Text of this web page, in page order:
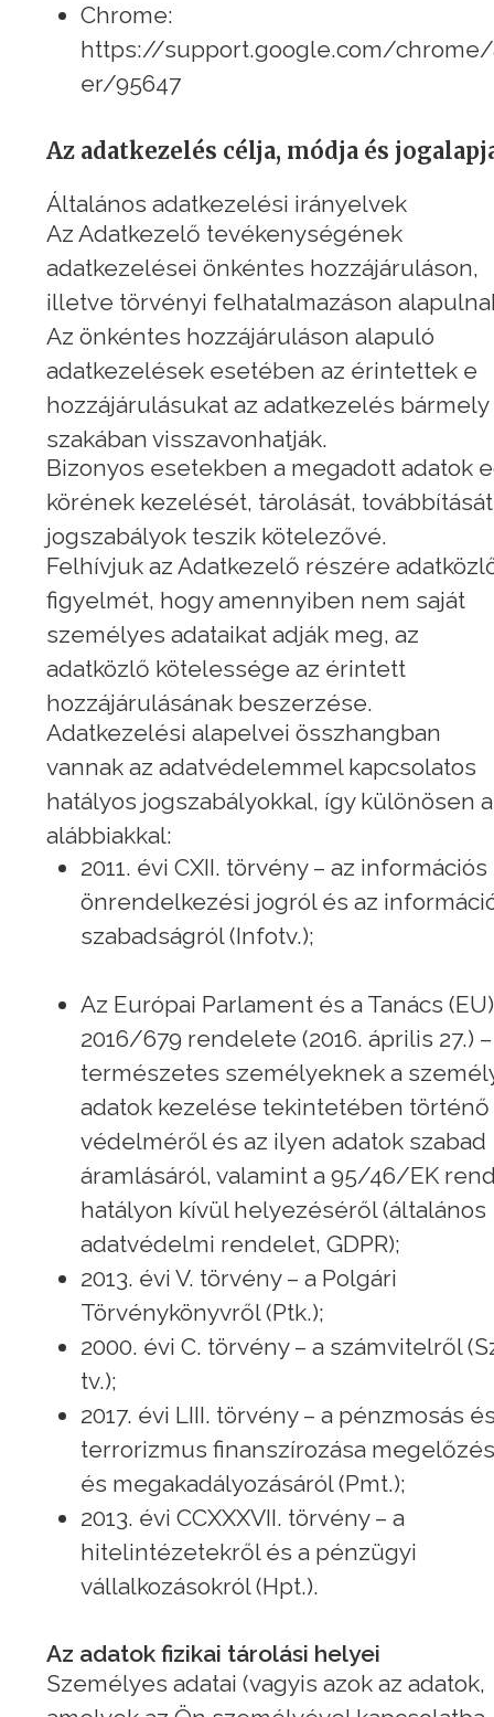
Chrome:
https://support.google.com/
er/95647
Az adatkezelés célja, módja és
Általános adatkezelési irányelvek
Az Adatkezelő tevékenységének
adatkezelései önkéntes hozzájáruláson,
illetve törvényi felhatalmazáson
Az önkéntes hozzájáruláson alapuló
adatkezelések esetében az érintettek e
hozzájárulásukat az adatkezelés bármely
szakában visszavonhatják.
Bizonyos esetekben a megadott adatok
körének kezelését, tárolását, továbbítását
jogszabályok teszik kötelezővé.
Felhívjuk az Adatkezelő részére
figyelmét, hogy amennyiben nem saját
személyes adataikat adják meg, az
adatközlő kötelessége az érintett
hozzájárulásának beszerzése.
Adatkezelési alapelvei összhangban
vannak az adatvédelemmel kapcsolatos
hatályos jogszabályokkal, így különösen
alábbiakkal:
2011. évi CXII. törvény – az információs
önrendelkezési jogról és az
szabadságról (Infotv.);
Az Európai Parlament és a Tanács (EU)
2016/679 rendelete (2016. április 27.)
természetes személyeknek a
adatok kezelése tekintetében történő
védelméről és az ilyen adatok szabad
áramlásáról, valamint a 95/46/EK
hatályon kívül helyezéséről (általános
adatvédelmi rendelet, GDPR);
2013. évi V. törvény – a Polgári
Törvénykönyvről (Ptk.);
2000. évi C. törvény – a számvitelről
tv.);
2017. évi LIII. törvény – a pénzmosás
terrorizmus finanszírozása
és megakadályozásáról (Pmt.);
2013. évi CCXXXVII. törvény – a
hitelintézetekről és a pénzügyi
vállalkozásokról (Hpt.).
Az adatok fizikai tárolási helyei
Személyes adatai (vagyis azok az adatok,